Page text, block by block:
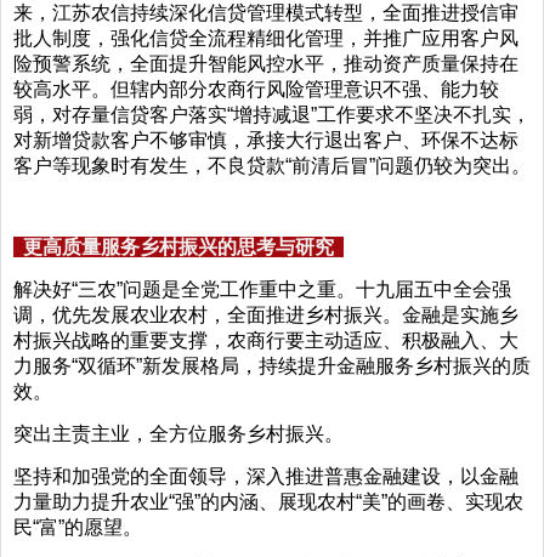
来，江苏农信持续深化信贷管理模式转型，全面推进授信审
批人制度，强化信贷全流程精细化管理，并推广应用客户风
险预警系统，全面提升智能风控水平，推动资产质量保持在
较高水平。但辖内部分农商行风险管理意识不强、能力较
弱，对存量信贷客户落实“增持减退”工作要求不坚决不扎实，
对新增贷款客户不够审慎，承接大行退出客户、环保不达标
客户等现象时有发生，不良贷款“前清后冒”问题仍较为突出。
更高质量服务乡村振兴的思考与研究
解决好“三农”问题是全党工作重中之重。十九届五中全会强
调，优先发展农业农村，全面推进乡村振兴。金融是实施乡
村振兴战略的重要支撑，农商行要主动适应、积极融入、大
力服务“双循环”新发展格局，持续提升金融服务乡村振兴的质
效。
突出主责主业，全方位服务乡村振兴。
坚持和加强党的全面领导，深入推进普惠金融建设，以金融
力量助力提升农业“强”的内涵、展现农村“美”的画卷、实现农
民“富”的愿望。